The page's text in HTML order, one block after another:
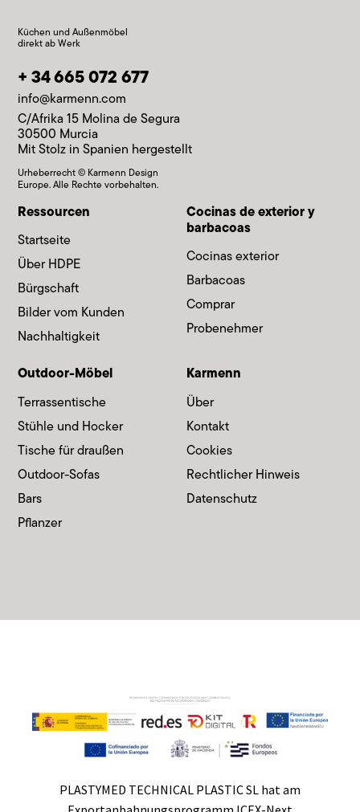
Küchen und Außenmöbel
direkt ab Werk
+ 34 665 072 677
info@karmenn.com
C/Afrika 15 Molina de Segura
30500 Murcia
Mit Stolz in Spanien hergestellt
Urheberrecht © Karmenn Design
Europe. Alle Rechte vorbehalten.
Ressourcen
Startseite
Über HDPE
Bürgschaft
Bilder vom Kunden
Nachhaltigkeit
Cocinas de exterior y
barbacoas
Cocinas exterior
Barbacoas
Comprar
Probenehmer
Outdoor-Möbel
Terrassentische
Stühle und Hocker
Tische für draußen
Outdoor-Sofas
Bars
Pflanzer
Karmenn
Über
Kontakt
Cookies
Rechtlicher Hinweis
Datenschutz
PLASTYMED TECHNICAL PLASTIC SL hat am